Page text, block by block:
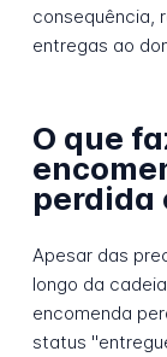
consequência,
entregas ao
O que
perdida
Apesar das
longo da
encomenda
status